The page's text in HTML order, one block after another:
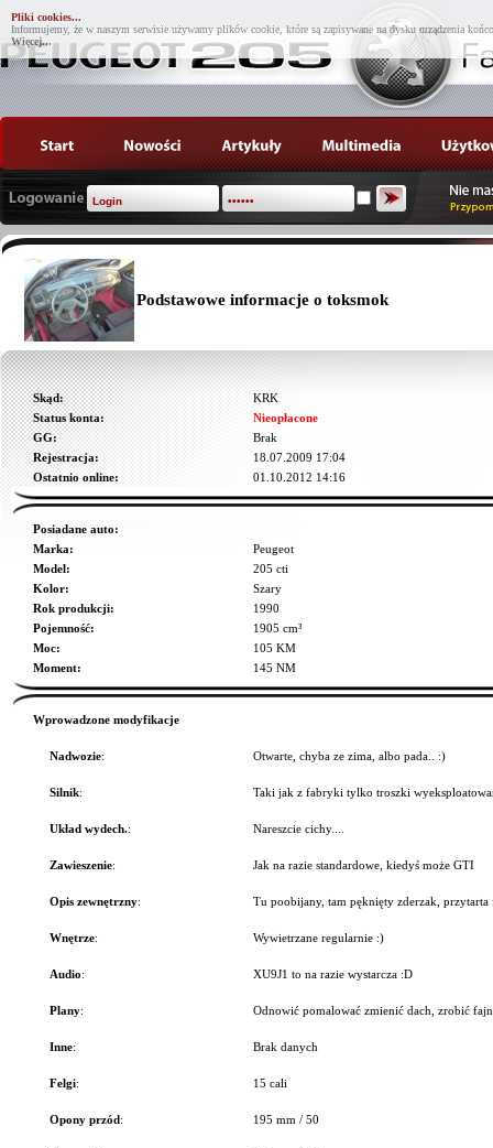
Pliki cookies...
Informujemy, że w naszym serwisie używamy plików cookie, które są zapisywane na dysku urządzenia
Więcej...
Podstawowe informacje o toksmok
Skąd:
KRK
Status konta:
Nieopłacone
GG:
Brak
Rejestracja:
18.07.2009 17:04
Ostatnio online:
01.10.2012 14:16
Posiadane auto:
Marka:
Peugeot
Model:
205 cti
Kolor:
Szary
Rok produkcji:
1990
Pojemność:
1905 cm³
Moc:
105 KM
Moment:
145 NM
Wprowadzone modyfikacje
Nadwozie: Otwarte, chyba ze zima, albo pada.. :)
Silnik: Taki jak z fabryki tylko troszki
Układ wydech.: Nareszcie cichy....
Zawieszenie: Jak na razie standardowe, kiedyś może GTI
Opis zewnętrzny: Tu poobijany, tam pęknięty zderzak, przytarta
Wnętrze: Wywietrzane regularnie :)
Audio: XU9J1 to na razie wystarcza :D
Plany: Odnowić pomalować zmienić dach, zrobić
Inne: Brak danych
Felgi: 15 cali
Opony przód: 195 mm / 50